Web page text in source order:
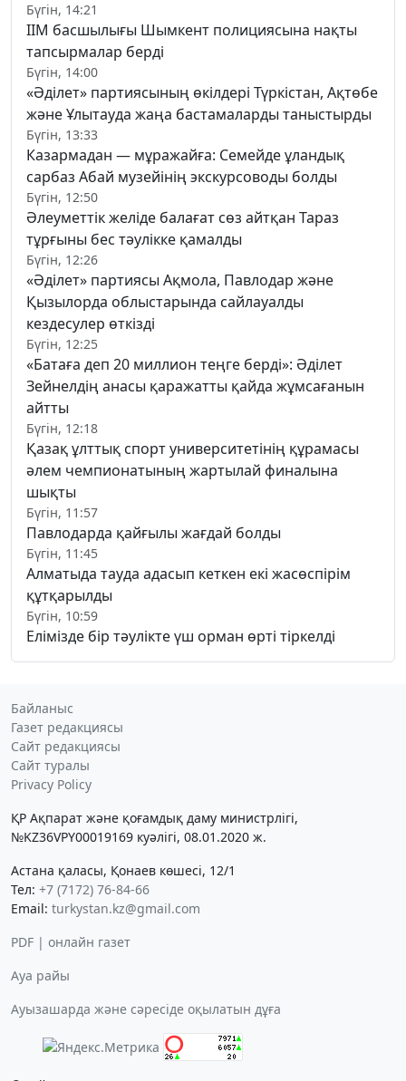
Бүгін, 14:21
ІІМ басшылығы Шымкент полициясына нақты
тапсырмалар берді
Бүгін, 14:00
«Әділет» партиясының өкілдері Түркістан, Ақтөбе
және Ұлытауда жаңа бастамаларды таныстырды
Бүгін, 13:33
Казармадан — мұражайға: Семейде ұландық
сарбаз Абай музейінің экскурсоводы болды
Бүгін, 12:50
Әлеуметтік желіде балағат сөз айтқан Тараз
тұрғыны бес тәулікке қамалды
Бүгін, 12:26
«Әділет» партиясы Ақмола, Павлодар және
Қызылорда облыстарында сайлауалды
кездесулер өткізді
Бүгін, 12:25
«Батаға деп 20 миллион теңге берді»: Әділет
Зейнелдің анасы қаражатты қайда жұмсағанын
айтты
Бүгін, 12:18
Қазақ ұлттық спорт университетінің құрамасы
әлем чемпионатының жартылай финалына
шықты
Бүгін, 11:57
Павлодарда қайғылы жағдай болды
Бүгін, 11:45
Алматыда тауда адасып кеткен екі жасөспірім
құтқарылды
Бүгін, 10:59
Елімізде бір тәулікте үш орман өрті тіркелді
Байланыс
Газет редакциясы
Сайт редакциясы
Сайт туралы
Privacy Policy
ҚР Ақпарат және қоғамдық даму министрлігі,
№KZ36VPY00019169 куәлігі, 08.01.2020 ж.
Астана қаласы, Қонаев көшесі, 12/1
Тел: +7 (7172) 76-84-66
Email: turkystan.kz@gmail.com
PDF | онлайн газет
Ауа райы
Ауызашарда және сәресіде оқылатын дұға